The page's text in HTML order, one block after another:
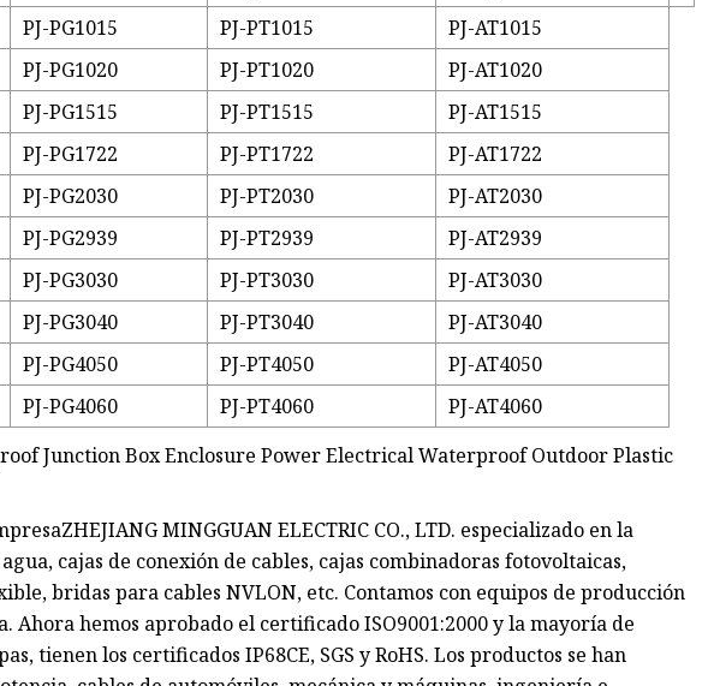
PJ-PG1015 PJ-PT1015
PJ-AT1015
PJ-PG1020 PJ-PT1020
PJ-AT1020
PJ-PG1515 PJ-PT1515
PJ-AT1515
PJ-PG1722 PJ-PT1722
PJ-AT1722
PJ-PG2030 PJ-PT2030
PJ-AT2030
PJ-PG2939 PJ-PT2939
PJ-AT2939
PJ-PG3030 PJ-PT3030
PJ-AT3030
PJ-PG3040 PJ-PT3040
PJ-AT3040
PJ-PG4050 PJ-PT4050
PJ-AT4050
PJ-PG4060 PJ-PT4060 PJ-AT4060
MINGGUAN ELECTRIC CO., LTD. especializado en la
cajas de conexión de cables, cajas combinadoras fotovoltaicas,
bridas para cables NVLON, etc. Contamos con equipos de producción
Ahora hemos aprobado el certificado ISO9001:2000 y la mayoría de
tienen los certificados IP68CE, SGS y RoHS. Los productos se han